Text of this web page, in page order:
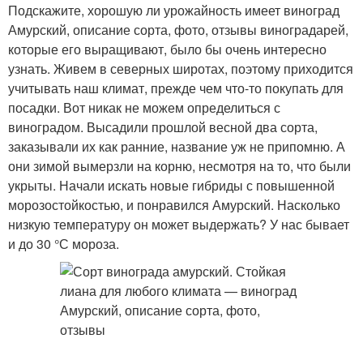
Подскажите, хорошую ли урожайность имеет виноград
Амурский, описание сорта, фото, отзывы виноградарей,
которые его выращивают, было бы очень интересно
узнать. Живем в северных широтах, поэтому приходится
учитывать наш климат, прежде чем что-то покупать для
посадки. Вот никак не можем определиться с
виноградом. Высадили прошлой весной два сорта,
заказывали их как ранние, название уж не припомню. А
они зимой вымерзли на корню, несмотря на то, что были
укрыты. Начали искать новые гибриды с повышенной
морозостойкостью, и понравился Амурский. Насколько
низкую температуру он может выдержать? У нас бывает
и до 30 °С мороза.